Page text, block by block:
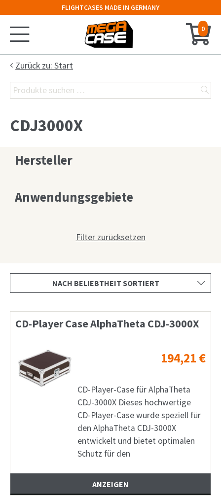
FLIGHTCASES MADE IN GERMANY
0
Startseite
Konfigurator
Truhe
Hauben-Case
Keyboard-Case
Mein Konto
Facebook
Deutsch
Français
Nederlands
Zurück zu: Start
Suchen
nach:
CDJ3000X
Hersteller
Anwendungsgebiete
Filter zurücksetzen
CD-Player Case AlphaTheta CDJ-3000X
194,21 €
CD-Player-Case für AlphaTheta
CDJ-3000X Dieses hochwertige
CD-Player-Case wurde speziell für
den AlphaTheta CDJ-3000X
entwickelt und bietet optimalen
Schutz für den
ANZEIGEN